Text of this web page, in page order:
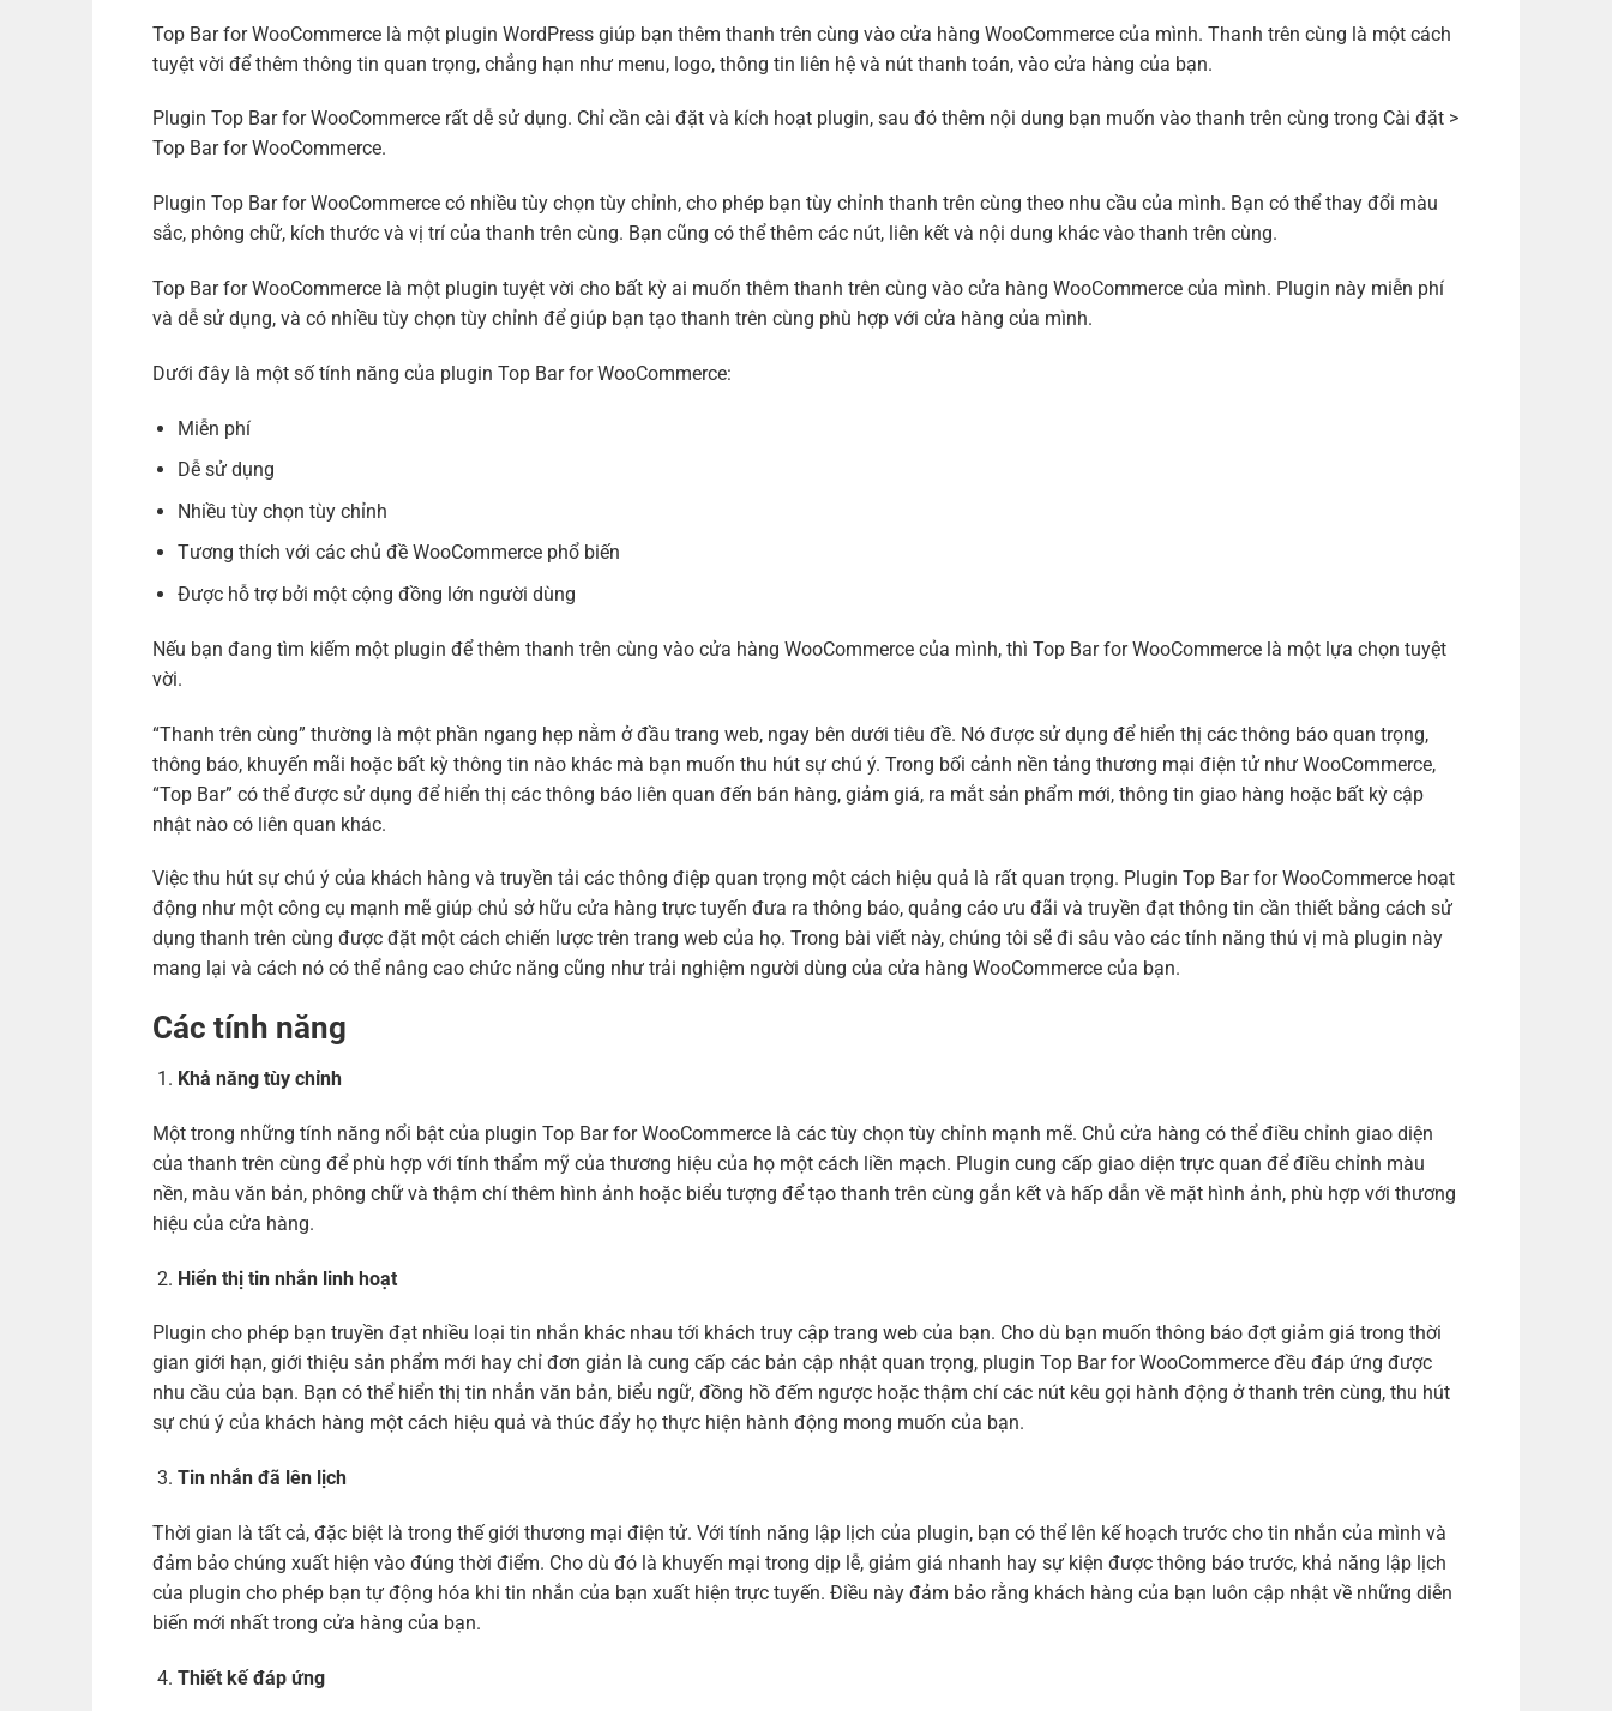
Top Bar for WooCommerce là một plugin WordPress giúp bạn thêm thanh trên cùng vào cửa hàng WooCommerce của mình. Thanh trên cùng là một cách
tuyệt vời để thêm thông tin quan trọng, chẳng hạn như menu, logo, thông tin liên hệ và nút thanh toán, vào cửa hàng của bạn.
Plugin Top Bar for WooCommerce rất dễ sử dụng. Chỉ cần cài đặt và kích hoạt plugin, sau đó thêm nội dung bạn muốn vào thanh trên cùng trong Cài đặt >
Top Bar for WooCommerce.
Plugin Top Bar for WooCommerce có nhiều tùy chọn tùy chỉnh, cho phép bạn tùy chỉnh thanh trên cùng theo nhu cầu của mình. Bạn có thể thay đổi màu
sắc, phông chữ, kích thước và vị trí của thanh trên cùng. Bạn cũng có thể thêm các nút, liên kết và nội dung khác vào thanh trên cùng.
Top Bar for WooCommerce là một plugin tuyệt vời cho bất kỳ ai muốn thêm thanh trên cùng vào cửa hàng WooCommerce của mình. Plugin này miễn phí
và dễ sử dụng, và có nhiều tùy chọn tùy chỉnh để giúp bạn tạo thanh trên cùng phù hợp với cửa hàng của mình.
Dưới đây là một số tính năng của plugin Top Bar for WooCommerce:
Miễn phí
Dễ sử dụng
Nhiều tùy chọn tùy chỉnh
Tương thích với các chủ đề WooCommerce phổ biến
Được hỗ trợ bởi một cộng đồng lớn người dùng
Nếu bạn đang tìm kiếm một plugin để thêm thanh trên cùng vào cửa hàng WooCommerce của mình, thì Top Bar for WooCommerce là một lựa chọn tuyệt
vời.
“Thanh trên cùng” thường là một phần ngang hẹp nằm ở đầu trang web, ngay bên dưới tiêu đề. Nó được sử dụng để hiển thị các thông báo quan trọng,
thông báo, khuyến mãi hoặc bất kỳ thông tin nào khác mà bạn muốn thu hút sự chú ý. Trong bối cảnh nền tảng thương mại điện tử như WooCommerce,
“Top Bar” có thể được sử dụng để hiển thị các thông báo liên quan đến bán hàng, giảm giá, ra mắt sản phẩm mới, thông tin giao hàng hoặc bất kỳ cập
nhật nào có liên quan khác.
Việc thu hút sự chú ý của khách hàng và truyền tải các thông điệp quan trọng một cách hiệu quả là rất quan trọng. Plugin Top Bar for WooCommerce hoạt
động như một công cụ mạnh mẽ giúp chủ sở hữu cửa hàng trực tuyến đưa ra thông báo, quảng cáo ưu đãi và truyền đạt thông tin cần thiết bằng cách sử
dụng thanh trên cùng được đặt một cách chiến lược trên trang web của họ. Trong bài viết này, chúng tôi sẽ đi sâu vào các tính năng thú vị mà plugin này
mang lại và cách nó có thể nâng cao chức năng cũng như trải nghiệm người dùng của cửa hàng WooCommerce của bạn.
Các tính năng
Khả năng tùy chỉnh
Một trong những tính năng nổi bật của plugin Top Bar for WooCommerce là các tùy chọn tùy chỉnh mạnh mẽ. Chủ cửa hàng có thể điều chỉnh giao diện
của thanh trên cùng để phù hợp với tính thẩm mỹ của thương hiệu của họ một cách liền mạch. Plugin cung cấp giao diện trực quan để điều chỉnh màu
nền, màu văn bản, phông chữ và thậm chí thêm hình ảnh hoặc biểu tượng để tạo thanh trên cùng gắn kết và hấp dẫn về mặt hình ảnh, phù hợp với thương
hiệu của cửa hàng.
Hiển thị tin nhắn linh hoạt
Plugin cho phép bạn truyền đạt nhiều loại tin nhắn khác nhau tới khách truy cập trang web của bạn. Cho dù bạn muốn thông báo đợt giảm giá trong thời
gian giới hạn, giới thiệu sản phẩm mới hay chỉ đơn giản là cung cấp các bản cập nhật quan trọng, plugin Top Bar for WooCommerce đều đáp ứng được
nhu cầu của bạn. Bạn có thể hiển thị tin nhắn văn bản, biểu ngữ, đồng hồ đếm ngược hoặc thậm chí các nút kêu gọi hành động ở thanh trên cùng, thu hút
sự chú ý của khách hàng một cách hiệu quả và thúc đẩy họ thực hiện hành động mong muốn của bạn.
Tin nhắn đã lên lịch
Thời gian là tất cả, đặc biệt là trong thế giới thương mại điện tử. Với tính năng lập lịch của plugin, bạn có thể lên kế hoạch trước cho tin nhắn của mình và
đảm bảo chúng xuất hiện vào đúng thời điểm. Cho dù đó là khuyến mại trong dịp lễ, giảm giá nhanh hay sự kiện được thông báo trước, khả năng lập lịch
của plugin cho phép bạn tự động hóa khi tin nhắn của bạn xuất hiện trực tuyến. Điều này đảm bảo rằng khách hàng của bạn luôn cập nhật về những diễn
biến mới nhất trong cửa hàng của bạn.
Thiết kế đáp ứng